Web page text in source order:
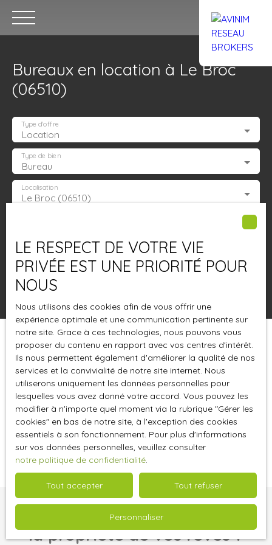
Accueil Acheter Trouver un
Estimation
Bureaux en location à Le Broc
(06510)
Location
Type d'offre
Bureau
Type de bien
Le Broc (06510)
Localisation
Surface min (m²)
Pertinence
Trier par Créer une alerte
Aucun résultat
Vous ne trouvez pas
la propriété de vos rêves ?
LE RESPECT DE VOTRE VIE
PRIVÉE EST UNE PRIORITÉ POUR
NOUS
Nous utilisons des cookies afin de vous offrir une
expérience optimale et une communication pertinente sur
notre site. Grace à ces technologies, nous pouvons vous
proposer du contenu en rapport avec vos centres d'intérêt.
Ils nous permettent également d'améliorer la qualité de nos
services et la convivialité de notre site internet. Nous
utiliserons uniquement les données personnelles pour
lesquelles vous avez donné votre accord. Vous pouvez les
modifier à n'importe quel moment via la rubrique ″Gérer les
cookies″ en bas de notre site, à l'exception des cookies
essentiels à son fonctionnement. Pour plus d'informations
sur vos données personnelles, veuillez consulter
notre politique de confidentialité.
Tout accepter Tout refuser
Personnaliser